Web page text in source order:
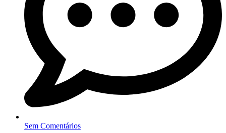
Sem Comentários